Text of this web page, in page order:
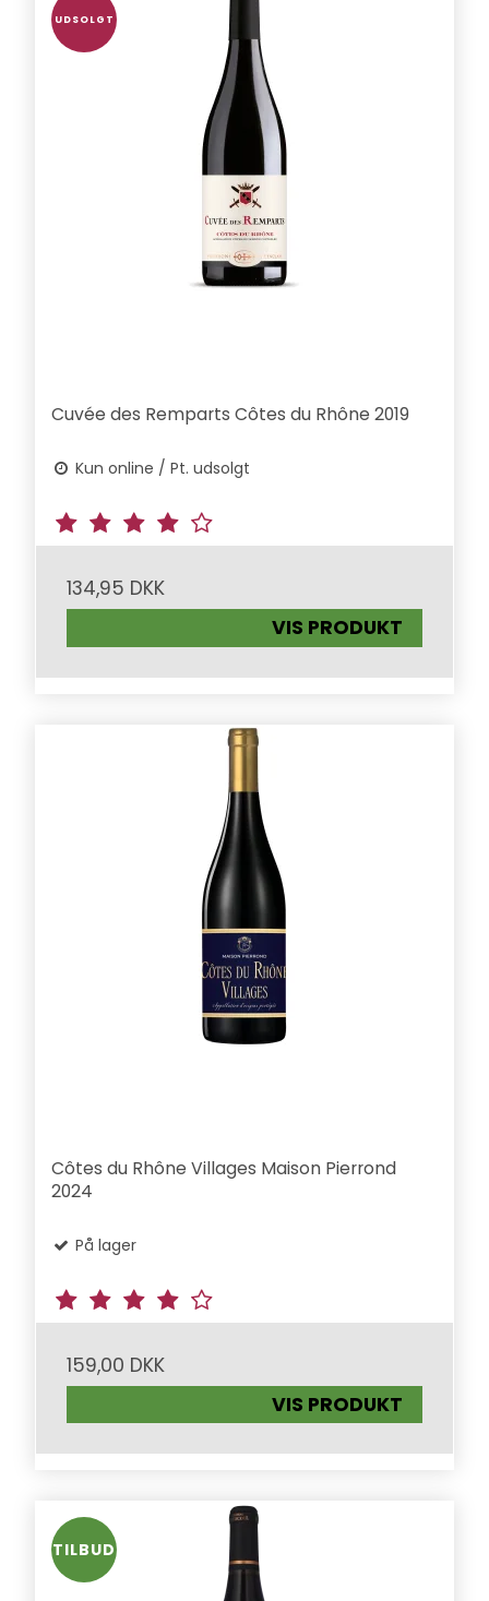
UDSOLGT
Cuvée des Remparts Côtes du Rhône 2019
Kun online / Pt. udsolgt
134,95 DKK
VIS PRODUKT
Côtes du Rhône Villages Maison Pierrond
2024
På lager
159,00 DKK
VIS PRODUKT
TILBUD